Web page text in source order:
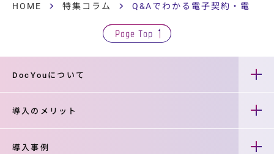
HOME 特集コラム Q&Aでわかる電子契約・電子
Page Top
DocYouについて
導入のメリット
導入事例